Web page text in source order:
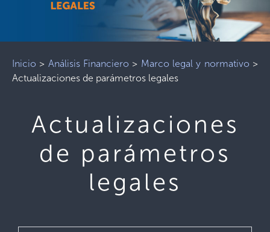
Inicio > Análisis Financiero > Marco legal y normativo >
Actualizaciones de parámetros legales
Actualizaciones
de parámetros
legales